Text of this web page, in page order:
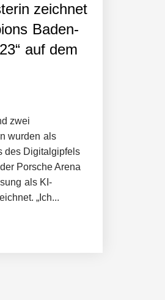
zeichnet
Baden-
auf dem
zwei
wurden als
des Digitalgipfels
Porsche Arena
als KI-
„Ich...
Plattform zu